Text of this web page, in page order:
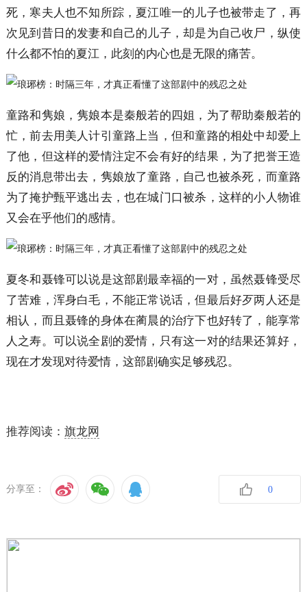
死，寒夫人也不知所踪，夏江唯一的儿子也被带走了，再
次见到昔日的发妻和自己的儿子，却是为自己收尸，纵使
什么都不怕的夏江，此刻的内心也是无限的痛苦。
童路和隽娘，隽娘本是秦般若的四姐，为了帮助秦般若的
忙，前去用美人计引童路上当，但和童路的相处中却爱上
了他，但这样的爱情注定不会有好的结果，为了把誉王造
反的消息带出去，隽娘放了童路，自己也被杀死，而童路
为了掩护甄平逃出去，也在城门口被杀，这样的小人物谁
又会在乎他们的感情。
夏冬和聂锋可以说是这部剧最幸福的一对，虽然聂锋受尽
了苦难，浑身白毛，不能正常说话，但最后好歹两人还是
相认，而且聂锋的身体在蔺晨的治疗下也好转了，能享常
人之寿。可以说全剧的爱情，只有这一对的结果还算好，
现在才发现对待爱情，这部剧确实足够残忍。
推荐阅读： 旗龙网
分享至： 0